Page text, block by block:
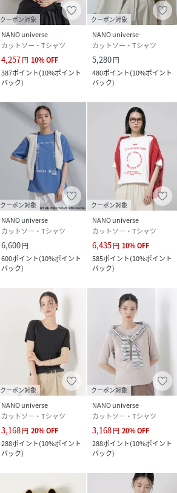
クーポン対象
NANO universe
カットソー・Tシャツ
4,257円 10%OFF
387ポイント(10%ポイント
バック)
クーポン対象
NANO universe
カットソー・Tシャツ
5,280円
480ポイント(10%ポイント
バック)
クーポン対象
NANO universe
カットソー・Tシャツ
6,600円
600ポイント(10%ポイント
バック)
クーポン対象
NANO universe
カットソー・Tシャツ
6,435円 10%OFF
585ポイント(10%ポイント
バック)
クーポン対象
NANO universe
カットソー・Tシャツ
3,168円 20%OFF
288ポイント(10%ポイント
バック)
クーポン対象
NANO universe
カットソー・Tシャツ
3,168円 20%OFF
288ポイント(10%ポイント
バック)